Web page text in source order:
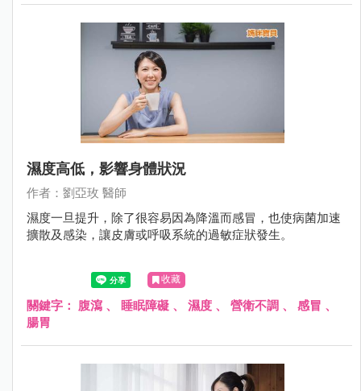
濕度高低，影響身體狀況
作者：劉亞玫 醫師
濕度一旦提升，除了很容易因為降溫而感冒，也使病菌加速
擴散及感染，讓皮膚或呼吸系統的過敏症狀發生。
收藏
關鍵字： 腹瀉 、 睡眠障礙 、 濕度 、 營衛不調 、 感冒 、
腸胃